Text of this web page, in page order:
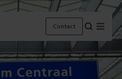
Contact Menu